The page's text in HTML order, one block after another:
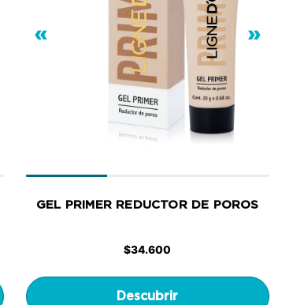
« »
GEL PRIMER REDUCTOR DE POROS
$34.600
Descubrir